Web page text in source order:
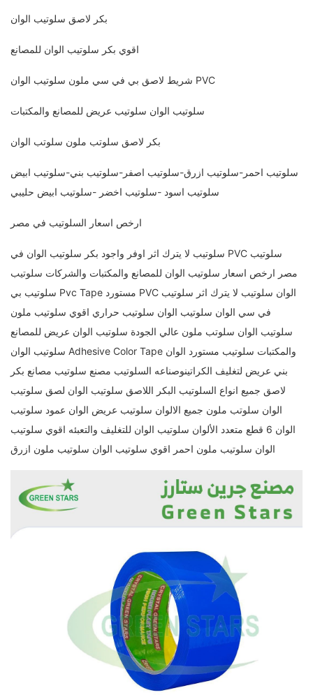
بكر لاصق سلوتيب الوان
اقوي بكر سلوتيب الوان للمصانع
شريط لاصق بي في سي ملون سلوتيب الوان PVC
سلوتيب الوان سلوتيب عريض للمصانع والمكتبات
بكر لاصق سلوتب ملون سلوتب الوان
سلوتيب احمر-سلوتيب ازرق-سلوتيب اصفر-سلوتيب بني-سلوتيب ابيض
سلوتيب اسود -سلوتيب اخضر -سلوتيب ابيض حليبي
ارخص اسعار السلوتيب في مصر
سلوتيب PVC سلوتيب لا يترك اثر اوفر واجود بكر سلوتيب الوان في
مصر ارخص اسعار سلوتيب الوان للمصانع والمكتبات والشركات سلوتيب
الوان سلوتيب لا يترك اثر سلوتيب PVC مستورد Pvc Tape سلوتيب بي
في سي الوان سلوتيب الوان سلوتيب حراري اقوي سلوتيب ملون
سلوتيب الوان سلوتب ملون عالي الجودة سلوتيب الوان عريض للمصانع
والمكتبات سلوتيب مستورد الوان Adhesive Color Tape سلوتيب الوان
بني عريض لتغليف الكراتينوصناعه السلوتيب مصنع سلوتيب مصانع بكر
لاصق جميع انواع السلوتيب البكر اللاصق سلوتيب الوان لصق سلوتيب
الوان سلوتب ملون جميع الالوان سلوتيب عريض الوان عمود سلوتيب
الوان 6 قطع متعدد الألوان سلوتيب الوان للتغليف والتعبئه اقوي سلوتيب
الوان سلوتيب ملون احمر اقوي سلوتيب الوان سلوتيب ملون ازرق